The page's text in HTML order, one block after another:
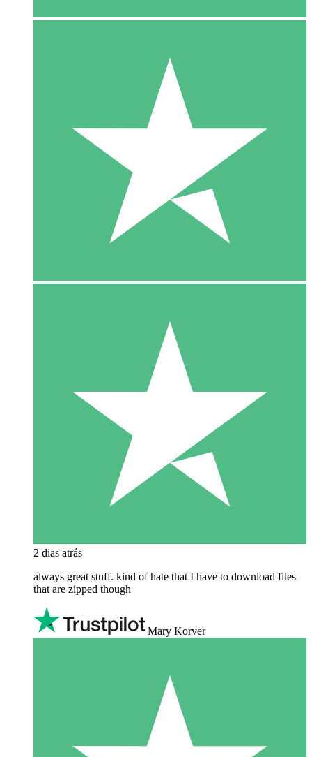
2 dias atrás
always great stuff. kind of hate that I have to download files
that are zipped though
Mary Korver